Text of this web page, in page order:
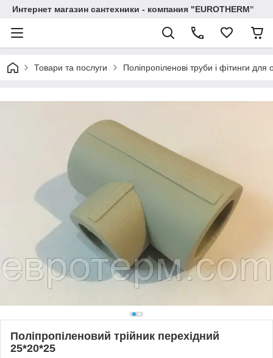
Интернет магазин сантехники - компания "EUROTHERM"
Товари та послуги Поліпропіленові труби і фітинги
Поліпропіленовий трійник перехідний
25*20*25